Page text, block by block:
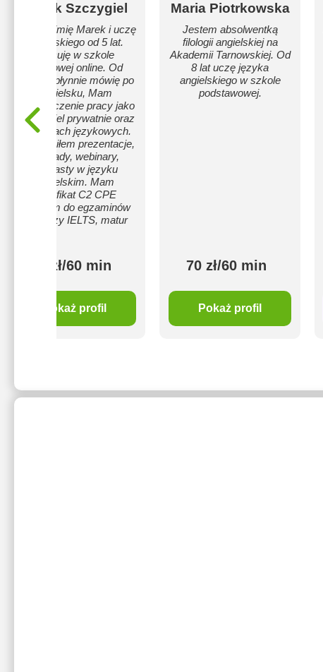
Marek Szczygiel
Mam na imię Marek i uczę
Angielskiego od 5 lat.
Pracuję w szkole
językowej online. Od
dziecka płynnie mówię po
Angielsku, Mam
doświadczenie pracy jako
nauczyciel prywatnie oraz
w szkołach językowych.
Prowadziłem prezentacje,
wywiady, webinary,
podcasty w języku
angielskim. Mam
certyfikat C2 CPE
Uczyłem do egzaminów
CAE czy IELTS, matur
70 zł/60 min
Pokaż profil
Maria Piotrkowska
Jestem absolwentką
filologii angielskiej na
Akademii Tarnowskiej. Od
8 lat uczę języka
angielskiego w szkole
podstawowej.
70 zł/60 min
Pokaż profil